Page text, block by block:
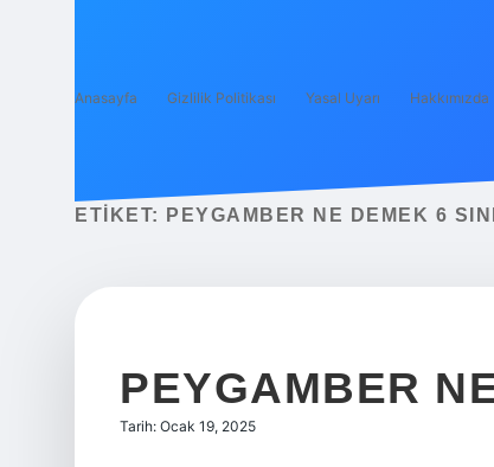
Anasayfa Gizlilik Politikası Yasal Uyarı Hakkımızda
ETIKET: PEYGAMBER NE DEMEK 6
PEYGAMBER
Tarih: Ocak 19, 2025